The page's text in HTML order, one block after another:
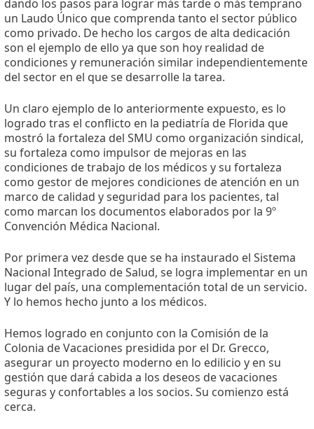
dando los pasos para lograr más tarde o más temprano
un Laudo Único que comprenda tanto el sector público
como privado. De hecho los cargos de alta dedicación
son el ejemplo de ello ya que son hoy realidad de
condiciones y remuneración similar independientemente
del sector en el que se desarrolle la tarea.
Un claro ejemplo de lo anteriormente expuesto, es lo
logrado tras el conflicto en la pediatría de Florida que
mostró la fortaleza del SMU como organización sindical,
su fortaleza como impulsor de mejoras en las
condiciones de trabajo de los médicos y su fortaleza
como gestor de mejores condiciones de atención en un
marco de calidad y seguridad para los pacientes, tal
como marcan los documentos elaborados por la 9º
Convención Médica Nacional.
Por primera vez desde que se ha instaurado el Sistema
Nacional Integrado de Salud, se logra implementar en un
lugar del país, una complementación total de un servicio.
Y lo hemos hecho junto a los médicos.
Hemos logrado en conjunto con la Comisión de la
Colonia de Vacaciones presidida por el Dr. Grecco,
asegurar un proyecto moderno en lo edilicio y en su
gestión que dará cabida a los deseos de vacaciones
seguras y confortables a los socios. Su comienzo está
cerca.